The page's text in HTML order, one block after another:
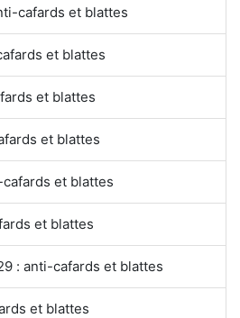
cafards et blattes
et blattes
et blattes
et blattes
et blattes
et blattes
: anti-cafards et blattes
et blattes